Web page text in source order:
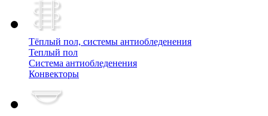
Тёплый пол, cистемы антиобледенения
Теплый пол
Система антиобледенения
Конвекторы